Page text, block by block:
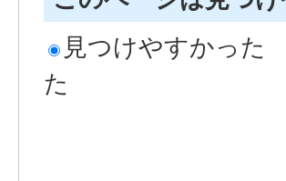
見つけやすかった
た